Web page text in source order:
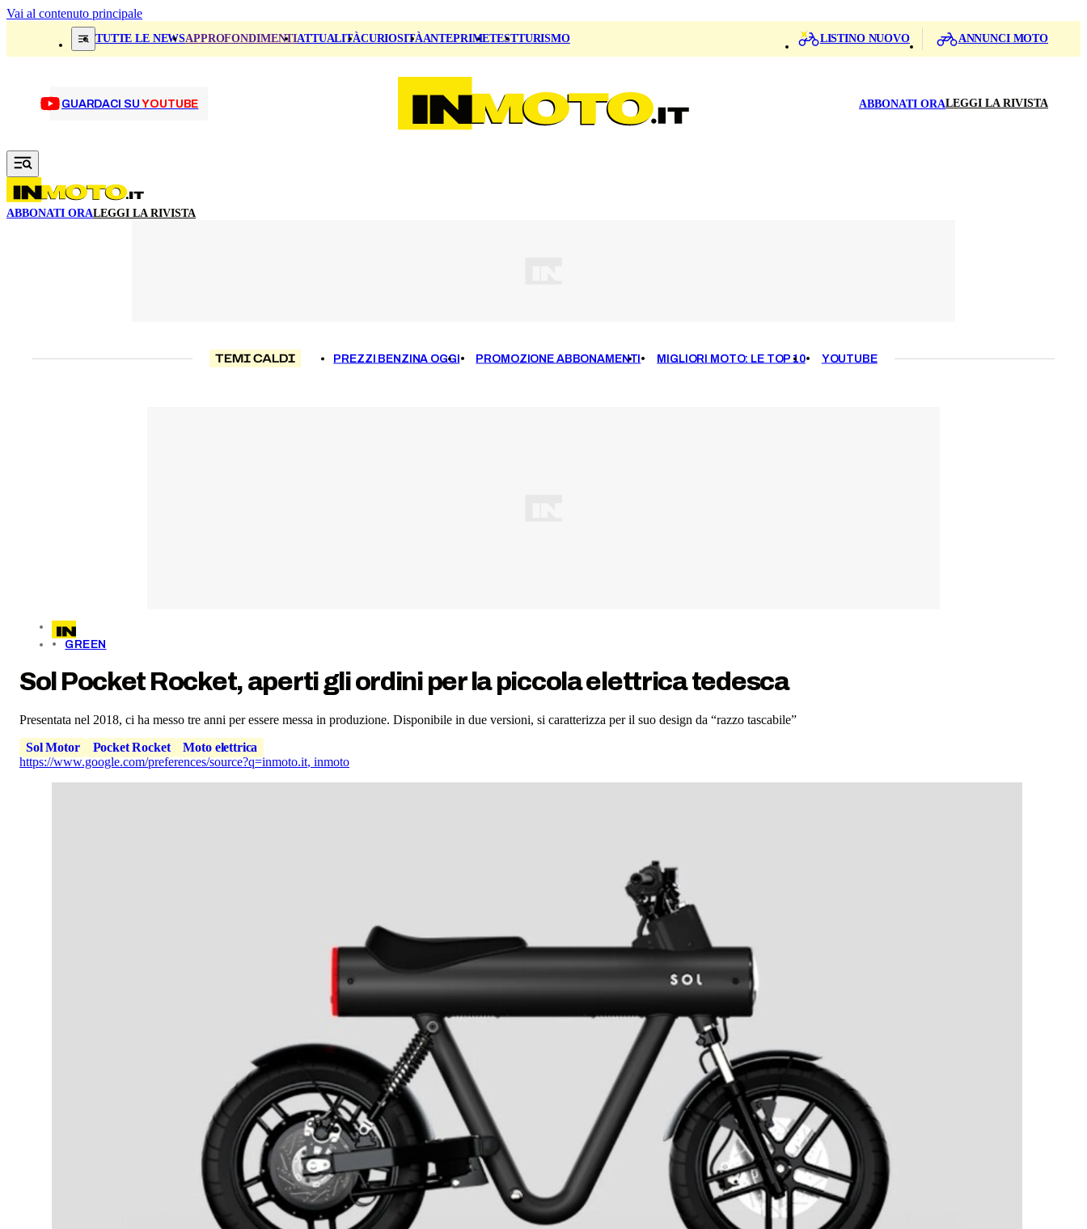
Vai al contenuto principale
TUTTE LE NEWSAPPROFONDIMENTIATTUALITÀCURIOSITÀANTEPRIMETESTTURISMO LISTINO NUOVO ANNUNCI MOTO
GUARDACI SUYOUTUBE ABBONATI ORALEGGI LA RIVISTA
ABBONATI ORALEGGI LA RIVISTA
TEMI CALDI PREZZI BENZINA OGGI PROMOZIONE ABBONAMENTI MIGLIORI MOTO: LE TOP 10 YOUTUBE
GREEN
Sol Pocket Rocket, aperti gli ordini per la piccola elettrica tedesca
Presentata nel 2018, ci ha messo tre anni per essere messa in produzione. Disponibile in due versioni, si caratterizza per il suo design da “razzo tascabile”
Sol Motor
Pocket Rocket
Moto elettrica
https://www.google.com/preferences/source?q=inmoto.it, inmoto